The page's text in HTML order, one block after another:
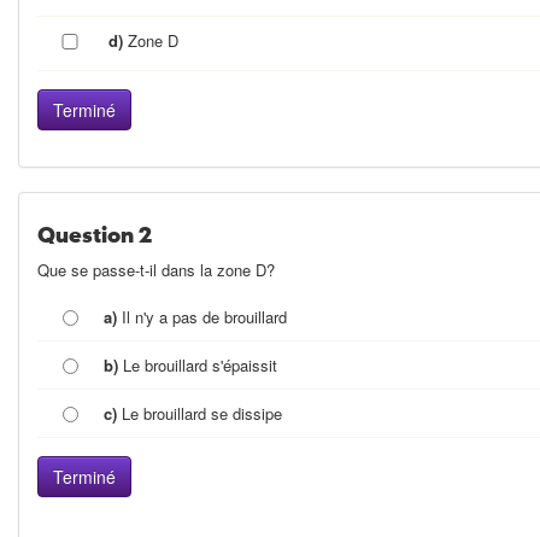
d)Zone D
Question 2
Que se passe-t-il dans la zone D?
a) Il n'y a pas de brouillard
b) Le brouillard s'épaissit
c) Le brouillard se dissipe